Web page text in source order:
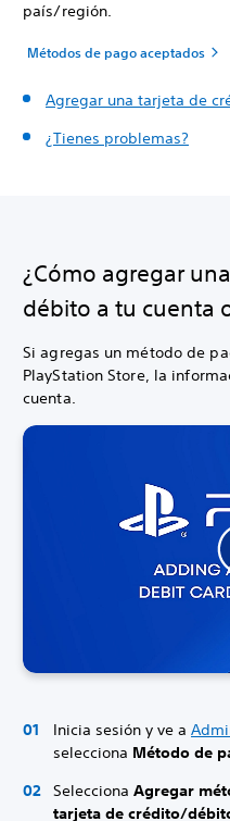
país/región.
Métodos de pago aceptados
Agregar una tarjeta de
¿Tienes problemas?
¿Cómo agregar
débito a tu cuenta
Si agregas un método de
PlayStation Store, la
cuenta.
Inicia sesión y ve a
selecciona Método de
Selecciona Agregar
tarjeta de crédito/